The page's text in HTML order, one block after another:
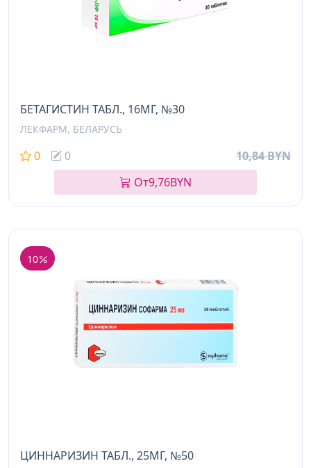
БЕТАГИСТИН ТАБЛ., 16МГ, №30
ЛЕКФАРМ, БЕЛАРУСЬ
0 0
10,84 BYN
От9,76BYN
10
ЦИННАРИЗИН ТАБЛ., 25МГ, №50